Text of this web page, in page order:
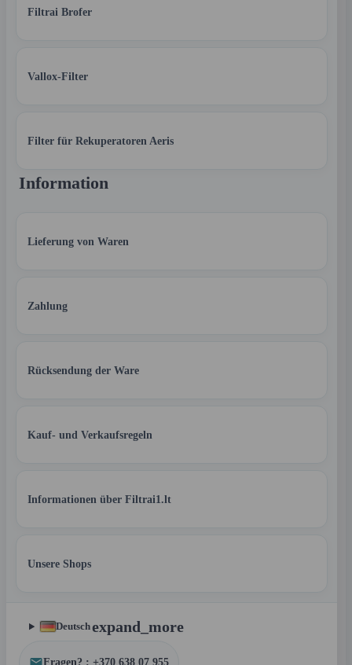
Filtrai Brofer
Vallox-Filter
Filter für Rekuperatoren Aeris
Information
Lieferung von Waren
Zahlung
Rücksendung der Ware
Kauf- und Verkaufsregeln
Informationen über Filtrai1.lt
Unsere Shops
Deutschexpand_more
Fragen? : +370 638 07 955